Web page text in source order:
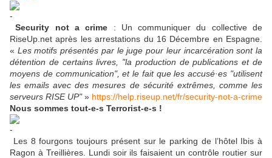
Security not a crime : Un communiquer du collective de
RiseUp.net après les arrestations du 16 Décembre en Espagne.
« Les motifs présentés par le juge pour leur incarcération sont la
détention de certains livres, "la production de publications et de
moyens de communication", et le fait que les accusé·es "utilisent
les emails avec des mesures de sécurité extrêmes, comme les
serveurs RISE UP"» https://help.riseup.net/fr/security-not-a-crime
Nous sommes tout-e-s Terrorist-e-s !
Les 8 fourgons toujours présent sur le parking de l’hôtel Ibis à
Ragon à Treillières. Lundi soir ils faisaient un contrôle routier sur